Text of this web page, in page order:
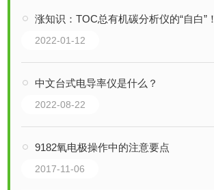
涨知识：TOC总有机碳分析仪的“自白”！
2022-01-12
中文台式电导率仪是什么？
2022-08-22
9182氧电极操作中的注意要点
2017-11-06